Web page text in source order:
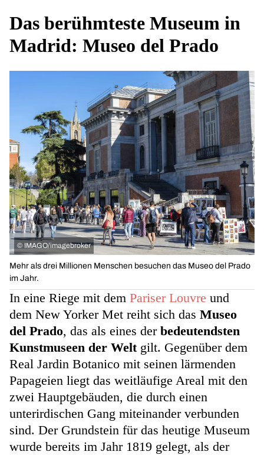
Das berühmteste Museum in
Madrid: Museo del Prado
© IMAGO/imagebroker
Mehr als drei Millionen Menschen besuchen das Museo del Prado
im Jahr.
In eine Riege mit dem Pariser Louvre und
dem New Yorker Met reiht sich das Museo
del Prado, das als eines der bedeutendsten
Kunstmuseen der Weltgilt. Gegenüber dem
Real Jardin Botanico mit seinen lärmenden
Papageien liegt das weitläufige Areal mit den
zwei Hauptgebäuden, die durch einen
unterirdischen Gang miteinander verbunden
sind. Der Grundstein für das heutige Museum
wurde bereits im Jahr 1819 gelegt, als der